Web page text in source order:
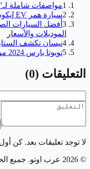
1مواصفات شاملة
2سيارة همر EV إيكون 25 تحتفل بالذكرى الخامسة والعشرين
3
الموديلات والأسعار
4نيسان تكشف الستار عن
5تويوتا يارس 2024 موفرة للوقود وتمنحك قيادة آمنة
التعليقات (
0
)
لا توجد تعليقات بعد. كن
©
2026 عرب اوتو. جميع